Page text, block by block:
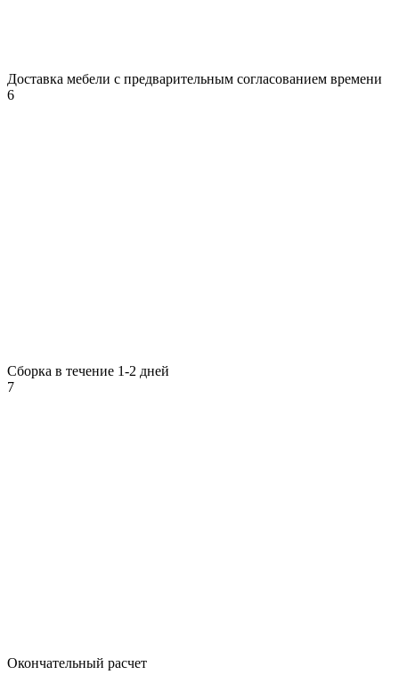
Доставка мебели с предварительным согласованием времени
6
Сборка в течение 1-2 дней
7
Окончательный расчет